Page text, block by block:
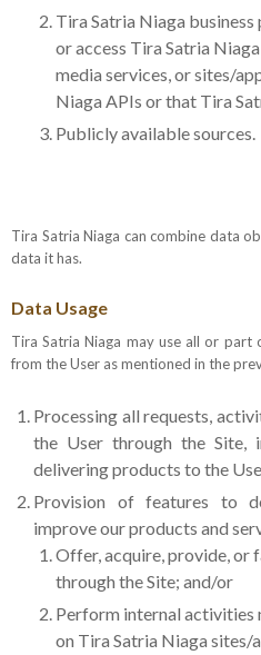
Tira Satria Niaga
or access Tira Satria
media services, or sites/
Niaga APIs or that Tira
Publicly available sources.
Tira Satria Niaga can combine data
data it has.
Data Usage
Tira Satria Niaga may use all or
from the User as mentioned in the
Processing all requests,
the User through the Site,
delivering products to the
Provision of features to
improve our products and
Offer, acquire, provide, or
through the Site; and/or
Perform internal activities
on Tira Satria Niaga sites/